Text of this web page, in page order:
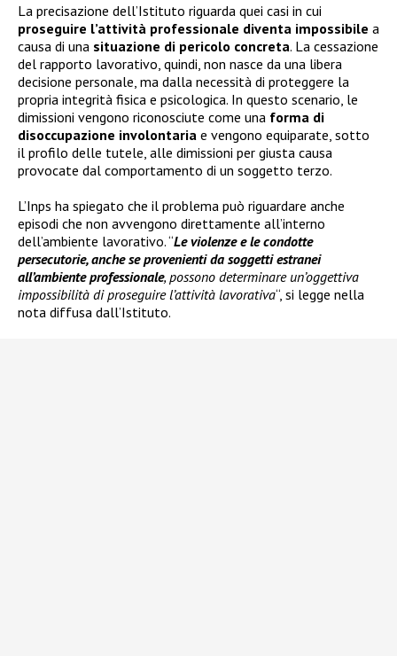
La precisazione dell’Istituto riguarda quei casi in cui
proseguire l’attività professionale diventa impossibile a
causa di una situazione di pericolo concreta. La cessazione
del rapporto lavorativo, quindi, non nasce da una libera
decisione personale, ma dalla necessità di proteggere la
propria integrità fisica e psicologica. In questo scenario, le
dimissioni vengono riconosciute come una forma di
disoccupazione involontaria e vengono equiparate, sotto
il profilo delle tutele, alle dimissioni per giusta causa
provocate dal comportamento di un soggetto terzo.
L’Inps ha spiegato che il problema può riguardare anche
episodi che non avvengono direttamente all’interno
dell’ambiente lavorativo. “Le violenze e le condotte
persecutorie, anche se provenienti da soggetti estranei
all’ambiente professionale, possono determinare un’oggettiva
impossibilità di proseguire l’attività lavorativa“, si legge nella
nota diffusa dall’Istituto.